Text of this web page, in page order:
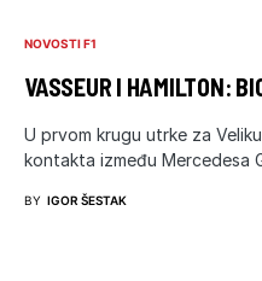
NOVOSTI F1
VASSEUR I HAMILTON:
U prvom krugu utrke za
kontakta između Mercedesa
BY IGOR ŠESTAK